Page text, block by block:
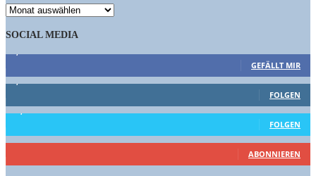
ARCHIV
SOCIAL MEDIA
GEFÄLLT MIR
1,662 Follower
FOLGEN
15,658 Follower
FOLGEN
461 Abonnenten
ABONNIEREN